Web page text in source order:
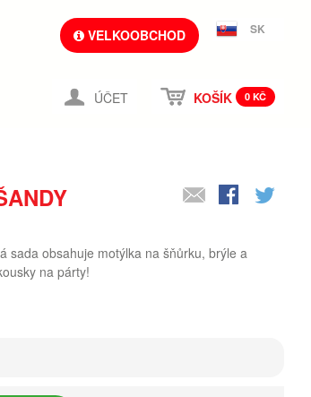
VELKOOBCHOD SK
ÚČET KOŠÍK 0 KČ
sada obsahuje motýlka na šňůrku, brýle a
na párty!